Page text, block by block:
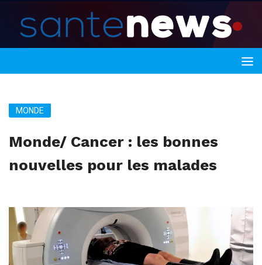
MONDE
Monde/ Cancer : les bonnes
nouvelles pour les malades